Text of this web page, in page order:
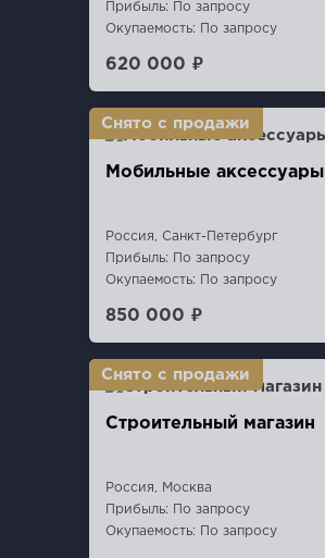
Прибыль: По запросу
Окупаемость: По запросу
620 000 ₽
Мобильные аксессуары
Россия, Санкт-Петербург
Прибыль: По запросу
Окупаемость: По запросу
850 000 ₽
Строительный магазин
Россия, Москва
Прибыль: По запросу
Окупаемость: По запросу